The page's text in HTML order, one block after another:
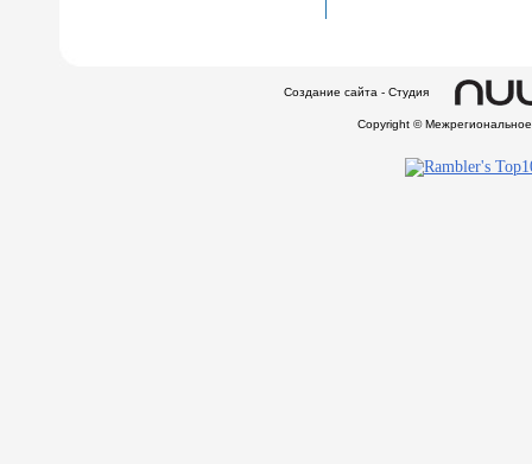
Создание сайта - Студия
Copyright ©